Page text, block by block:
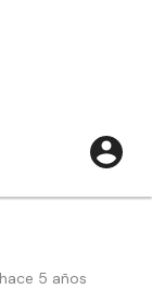
5 años